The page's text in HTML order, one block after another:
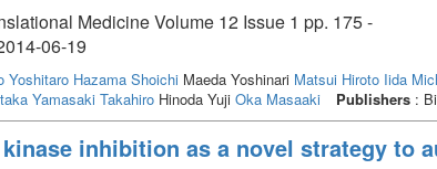
Medicine Volume 12 Issue 1 pp. 175 -
06-19
Yoshitaro Hazama Shoichi Maeda Yoshinari Matsui Hiroto Iida
Yamasaki Takahiro Hinoda Yuji Oka Masaaki Publishers :
inhibition as a novel strategy to